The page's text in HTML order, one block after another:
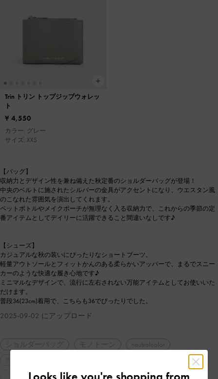
Trin トリン トップジップウォレッ
ト
¥ 4,550
カラー: グレー
サイズ: XXS
【バッグ】
収納力とデザイン性を兼ね備えた秋定番のショルダーバッグが登場！
中央のベルトに施されたシルバーの金具がアクセントになり、ウエスタン風
のこなれた雰囲気を演出してくれます。
ペットボトルやメイクポーチが無理なく入る収納力で、これからの季節の定
番アイテムとしてデイリーに活躍できること間違いなしです♪
【シューズ】
カジュアルな秋の装いにぴったりなショートブーツ。
軽量アウトソールとフィットかんのある柔らかいアッパーで、まるでスニー
カーのような快適な履き心地です♪
ミニマルなデザインで、流行に左右されない万能アイテムとしてお使いいた
だけます。
普段36(23cm)着用で、こちらも36でぴったりでした。
2025-09-02 にアップロード
neutralcolor
ラウンドトゥ
厚底 ストリート ガーリー